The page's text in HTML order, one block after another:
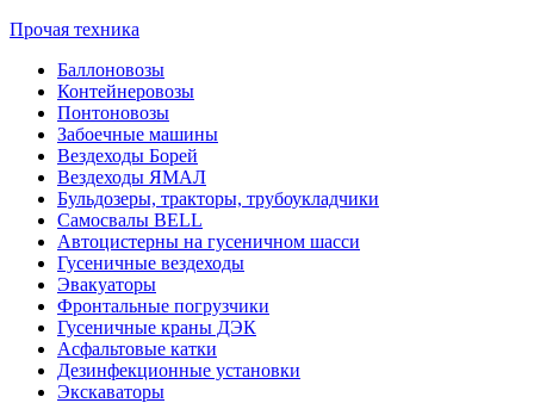
Прочая техника
Баллоновозы
Контейнеровозы
Понтоновозы
Забоечные машины
Вездеходы Борей
Вездеходы ЯМАЛ
Бульдозеры, тракторы, трубоукладчики
Самосвалы BELL
Автоцистерны на гусеничном шасси
Гусеничные вездеходы
Эвакуаторы
Фронтальные погрузчики
Гусеничные краны ДЭК
Асфальтовые катки
Дезинфекционные установки
Экскаваторы